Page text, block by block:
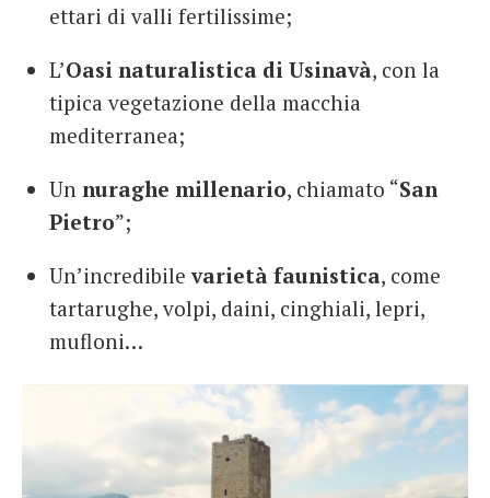
ettari di valli fertilissime;
L’Oasi naturalistica di Usinavà, con la
tipica vegetazione della macchia
mediterranea;
Un nuraghe millenario, chiamato “San
Pietro”;
Un’incredibilevarietà faunistica, come
tartarughe, volpi, daini, cinghiali, lepri,
mufloni…